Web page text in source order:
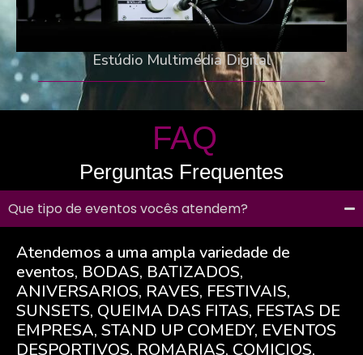
Estúdio Multimédia Digital
Perguntas Frequentes
FAQ
Que tipo de eventos vocês atendem?
Atendemos a uma ampla variedade de
eventos, BODAS, BATIZADOS,
ANIVERSARIOS, RAVES, FESTIVAIS,
SUNSETS, QUEIMA DAS FITAS, FESTAS DE
EMPRESA, STAND UP COMEDY, EVENTOS
DESPORTIVOS, ROMARIAS, COMICIOS,